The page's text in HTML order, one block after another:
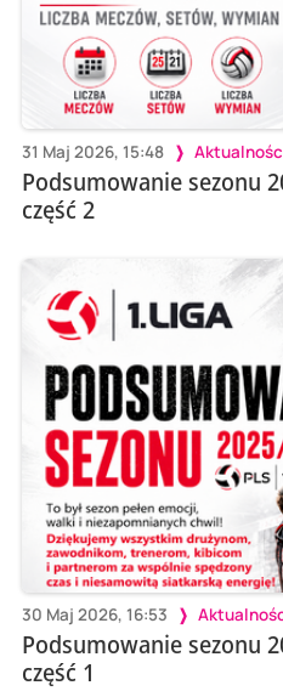
31 Maj 2026, 15:48
Podsumowanie sezonu
część 2
30 Maj 2026, 16:53
Podsumowanie sezonu
część 1